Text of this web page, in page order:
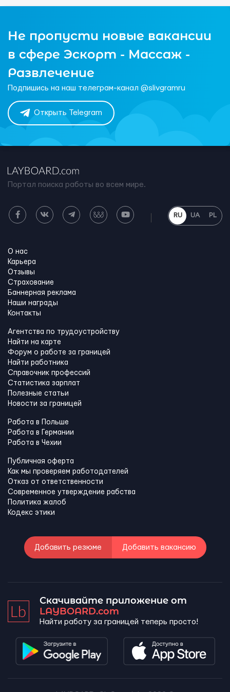
Не пропусти новые вакансии
в сфере Эскорт - Массаж -
Развлечение
Подпишись на наш телеграм-канал @slivgramru
Открыть Telegram
Портал поиска работы во всем мире.
RU UA PL
О нас
Карьера
Отзывы
Страхование
Баннерная реклама
Наши награды
Контакты
Агентства по трудоустройству
Найти на карте
Форум о работе за границей
Найти работника
Справочник профессий
Статистика зарплат
Полезные статьи
Новости за границей
Работа в Польше
Работа в Германии
Работа в Чехии
Публичная оферта
Как мы проверяем работодателей
Отказ от ответственности
Современное утверждение рабства
Политика жалоб
Кодекс этики
Добавить резюме Добавить вакансию
Скачивайте приложение от
LAYBOARD.com
Найти работу за границей теперь просто!